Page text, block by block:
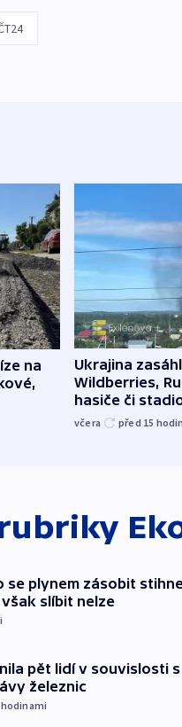
na
Ukrajina
Wildberries,
hasiče či
včera před 15
se plynem zásobit
však slíbit nelze
pět lidí v souvislosti
železnic
hodinami